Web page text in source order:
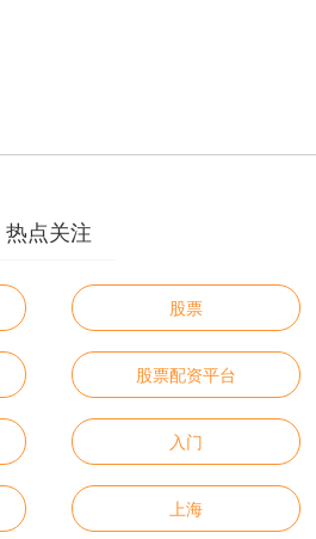
热点关注
股票
股票配资平台
入门
上海